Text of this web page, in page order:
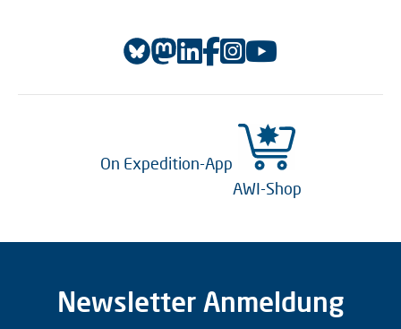
On Expedition-App
AWI-Shop
Newsletter Anmeldung